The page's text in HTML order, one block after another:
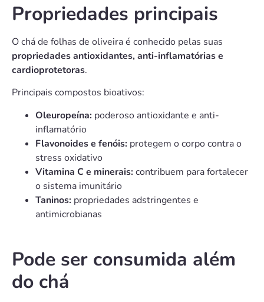
Propriedades principais
O chá de folhas de oliveira é conhecido pelas suas
propriedades antioxidantes, anti-inflamatórias e
cardioprotetoras.
Principais compostos bioativos:
Oleuropeína: poderoso antioxidante e anti-
inflamatório
Flavonoides e fenóis: protegem o corpo contra o
stress oxidativo
Vitamina C e minerais:contribuem para fortalecer
o sistema imunitário
Taninos: propriedades adstringentes e
antimicrobianas
Pode ser consumida além
do chá